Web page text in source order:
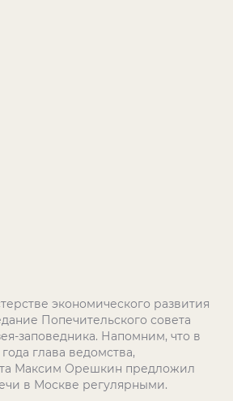
экономического развития
Попечительского совета
заповедника. Напомним, что в
глава ведомства,
Максим Орешкин предложил
в Москве регулярными.